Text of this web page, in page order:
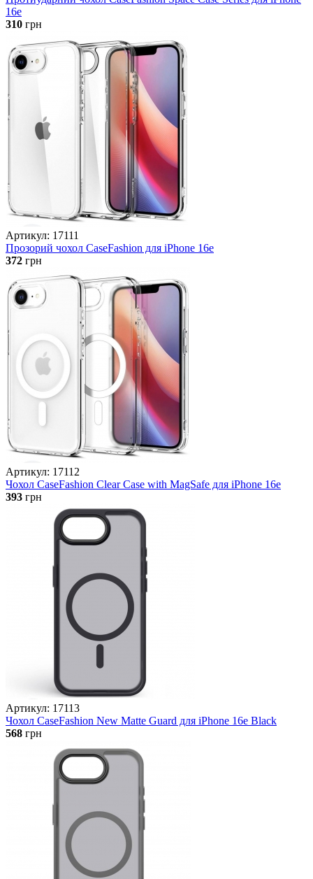
16e
310 грн
Артикул: 17111
Прозорий чохол CaseFashion для iPhone 16e
372 грн
Артикул: 17112
Чохол CaseFashion Clear Case with MagSafe для iPhone 16e
393 грн
Артикул: 17113
Чохол CaseFashion New Matte Guard для iPhone 16e Black
568 грн